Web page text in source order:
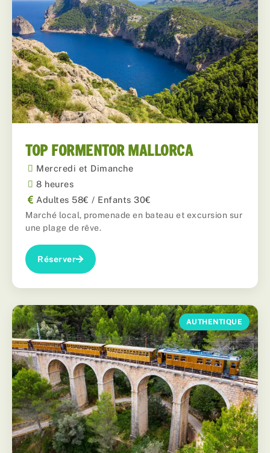
TOP FORMENTOR MALLORCA
Mercredi et Dimanche
8 heures
Adultes 58€ / Enfants 30€
Marché local, promenade en bateau et excursion sur
une plage de rêve.
Réserver
AUTHENTIQUE